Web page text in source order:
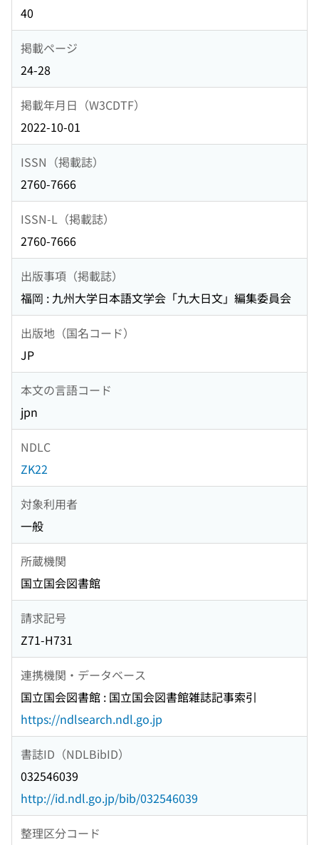
40
掲載ページ
24-28
掲載年月日（W3CDTF）
2022-10-01
ISSN（掲載誌）
2760-7666
ISSN-L（掲載誌）
2760-7666
出版事項（掲載誌）
福岡 : 九州大学日本語文学会「九大日文」編集委員会
出版地（国名コード）
JP
本文の言語コード
jpn
NDLC
ZK22
対象利用者
一般
所蔵機関
国立国会図書館
請求記号
Z71-H731
連携機関・データベース
国立国会図書館 : 国立国会図書館雑誌記事索引
https://ndlsearch.ndl.go.jp
書誌ID（NDLBibID）
032546039
http://id.ndl.go.jp/bib/032546039
整理区分コード